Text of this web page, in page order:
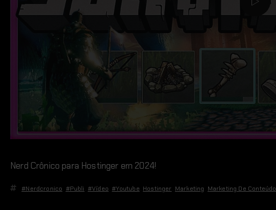
Nerd Crônico para Hostinger em 2024!
#nerdcronico #publi #vídeo #youtube Hostinger Marketing Marketing De Conteúdo